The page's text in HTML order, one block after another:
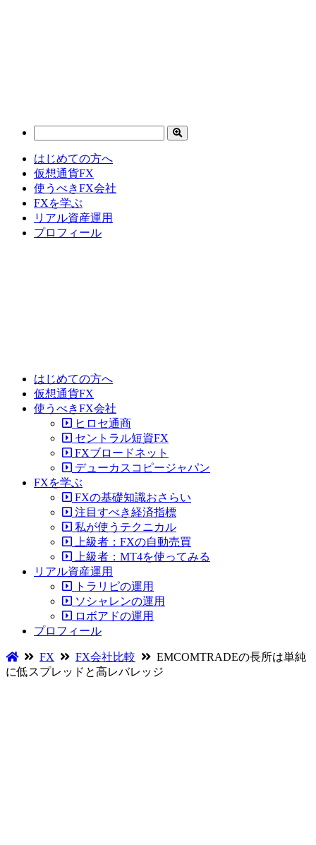
はじめての方へ
仮想通貨FX
使うべきFX会社
FXを学ぶ
リアル資産運用
プロフィール
はじめての方へ
仮想通貨FX
使うべきFX会社
ヒロセ通商
セントラル短資FX
FXブロードネット
デューカスコピージャパン
FXを学ぶ
FXの基礎知識おさらい
注目すべき経済指標
私が使うテクニカル
上級者：FXの自動売買
上級者：MT4を使ってみる
リアル資産運用
トラリピの運用
ソシャレンの運用
ロボアドの運用
プロフィール
FX FX会社比較
EMCOMTRADEの長所は単純
に低スプレッドと高レバレッジ